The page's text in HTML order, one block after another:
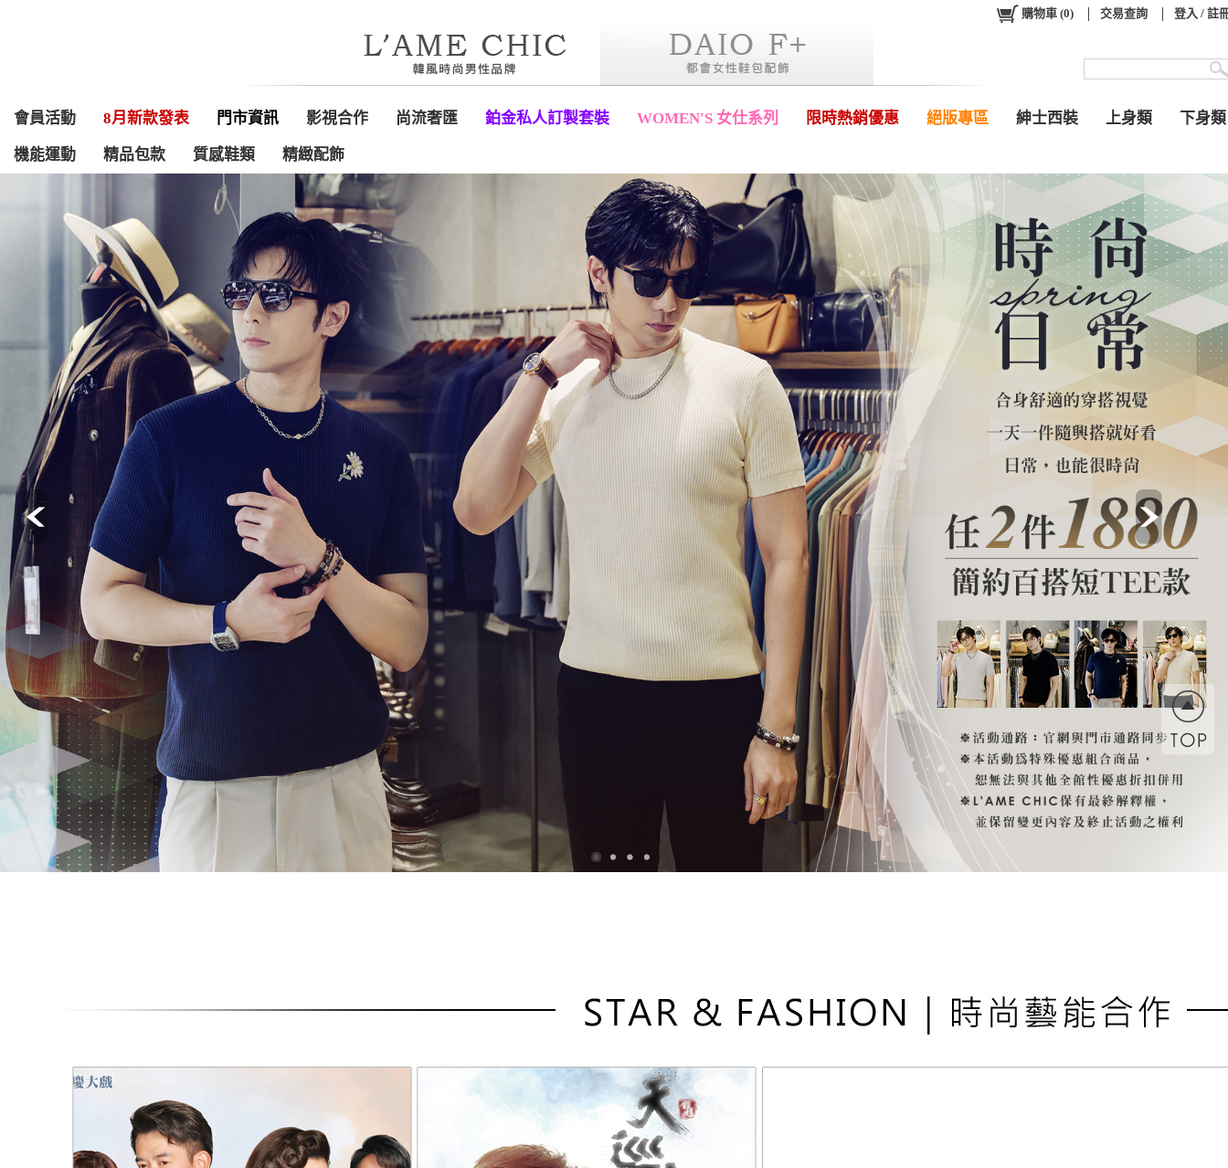
會員活動 8月新款發表 門市資訊 影視合作 尚流奢匯 鉑金私人訂製套裝 WOMEN'S 女仕系列 限時熱銷優惠 絕版專區 紳士西裝 上身類 下身類
機能運動 精品包款 質感鞋類 精緻配飾
購物車 (0) 交易查詢 登入 / 註